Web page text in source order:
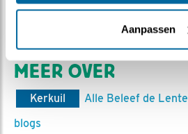
Aanpassen
Witte kwikstaart met jong (sorry 😬)
MEER OVER
Kerkuil
Alle Beleef de Lente
blogs